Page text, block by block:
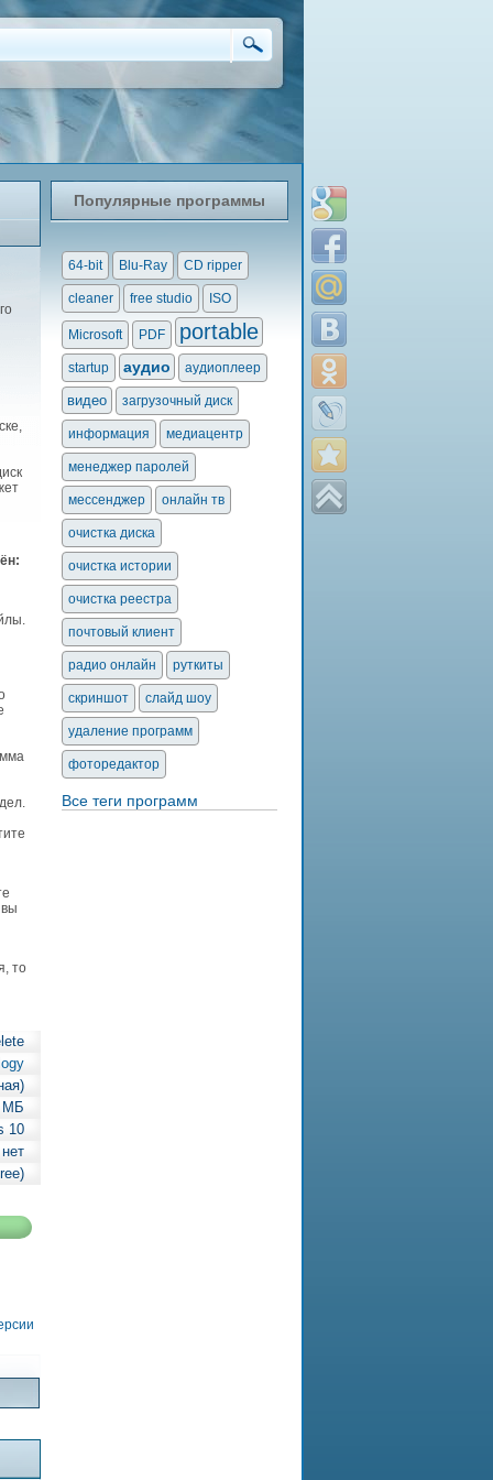
то
МБ
10
Популярные программы
64-bit Blu-Ray CD ripper
cleaner free studio ISO
Microsoft PDF portable
startup аудио аудиоплеер
видео загрузочный диск
информация медиацентр
менеджер паролей
мессенджер онлайн тв
очистка диска
очистка истории
очистка реестра
почтовый клиент
радио онлайн руткиты
скриншот слайд шоу
удаление программ
фоторедактор
Все теги программ